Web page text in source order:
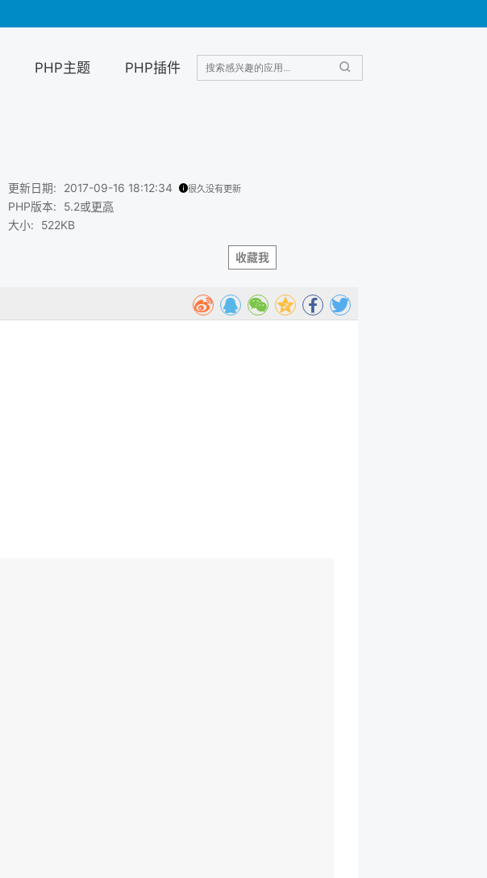
PHP主题 PHP插件
更新日期: 2017-09-16 18:12:34 很久没有更新
PHP版本: 5.2或更高
大小: 522KB
收藏我